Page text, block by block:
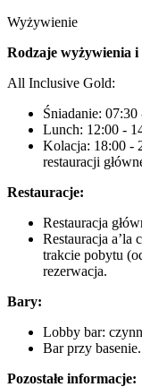
Wyżywienie
Rodzaje wyżywienia i
All Inclusive Gold:
Śniadanie: 07:30
Lunch: 12:00 -
Kolacja: 18:00 -
restauracji
Restauracje:
Restauracja
Restauracja
trakcie pobytu
rezerwacja.
Bary:
Lobby bar:
Bar przy basenie.
Pozostałe informacje: